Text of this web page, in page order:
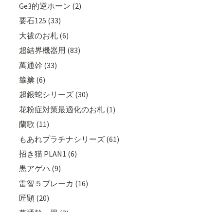
Ge3的逆ホーン (2)
要石125 (33)
大祓のお札 (6)
超結界機器用 (83)
萬通幹 (33)
篳篥 (6)
超銀蛇シリーズ (30)
花粉症対策最適化のお札 (1)
蘭歌 (11)
もあれプラチナシリーズ (61)
招き猫 PLAN1 (6)
黒アゲハ (9)
雷智５ブレーカ (16)
匠顕 (20)